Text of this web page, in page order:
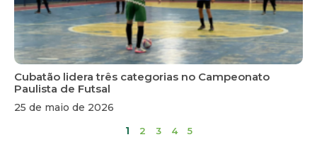
Cubatão lidera três categorias no Campeonato
Paulista de Futsal
25 de maio de 2026
1 2 3 4 5